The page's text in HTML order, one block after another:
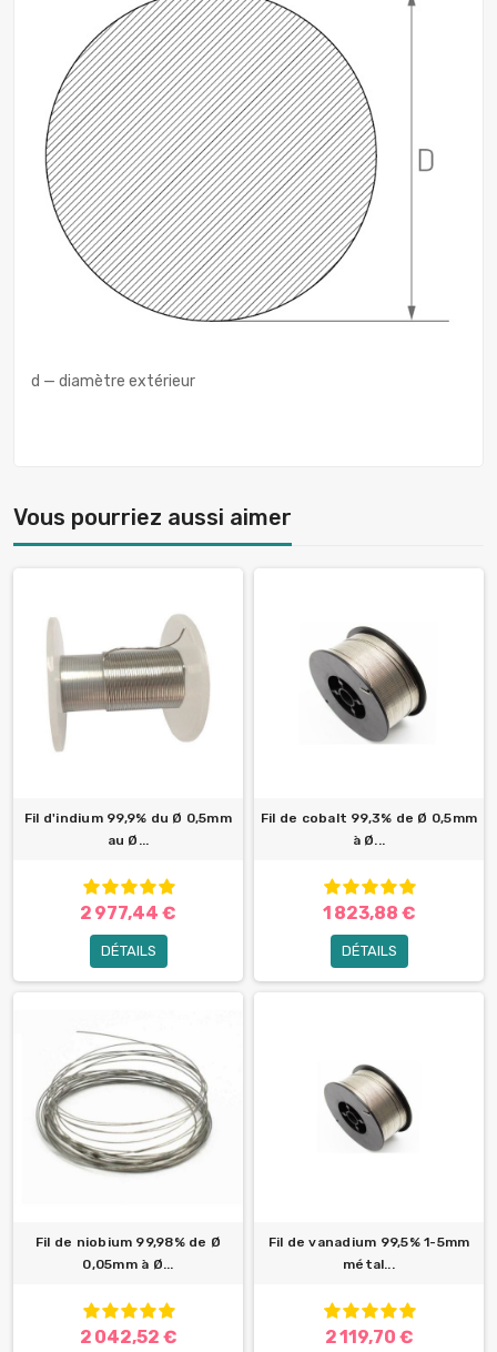
d — diamètre extérieur
Vous pourriez aussi aimer
Fil d'indium 99,9% du Ø 0,5mm
au Ø...
2 977,44 €
DÉTAILS
Fil de cobalt 99,3% de Ø 0,5mm
à Ø...
1 823,88 €
DÉTAILS
Fil de niobium 99,98% de Ø
0,05mm à Ø...
2 042,52 €
Fil de vanadium 99,5% 1-5mm
métal...
2 119,70 €